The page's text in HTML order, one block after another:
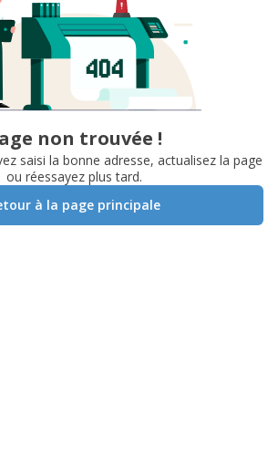
non trouvée !
saisi la bonne adresse, actualisez la page
ou réessayez plus tard.